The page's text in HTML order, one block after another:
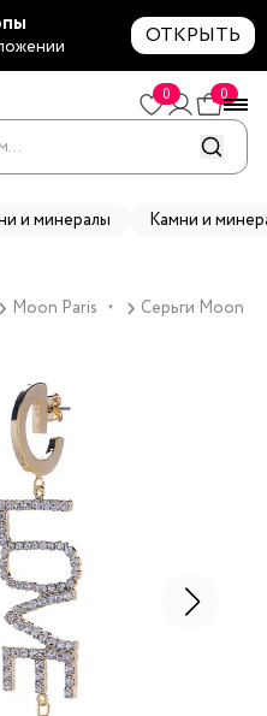
ОТКРЫТЬ
0 0
и минералы Камни и
Moon Paris ▼ Серьги Moon